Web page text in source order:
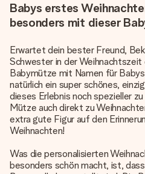
Babys erstes
besonders mit dieser
Erwartet dein bester Freund,
Schwester in der Weihnachtszeit
Babymütze mit Namen für
natürlich ein super schönes,
dieses Erlebnis noch spezieller
Mütze auch direkt zu
extra gute Figur auf den
Weihnachten!
Was die personalisierten
besonders schön macht, ist,